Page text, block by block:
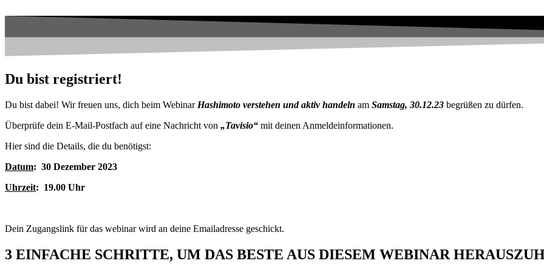
Du bist registriert!
Du bist dabei! Wir freuen uns, dich beim Webinar Hashimoto verstehen und aktiv handeln am Samstag, 30.12.23 begrüßen zu dürfen.
Überprüfe dein E-Mail-Postfach auf eine Nachricht von „Tavisio“ mit deinen Anmeldeinformationen.
Hier sind die Details, die du benötigst:
Datum: 30 Dezember 2023
Uhrzeit: 19.00 Uhr
Dein Zugangslink für das webinar wird an deine Emailadresse geschickt.
3 EINFACHE SCHRITTE, UM DAS BESTE AUS DIESEM WEBINAR